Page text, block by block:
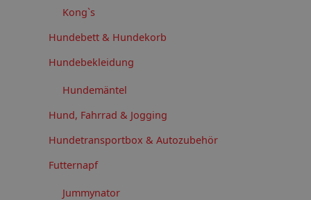
Kong`s
Hundebett & Hundekorb
Hundebekleidung
Hundemäntel
Hund, Fahrrad & Jogging
Hundetransportbox & Autozubehör
Futternapf
Jummynator